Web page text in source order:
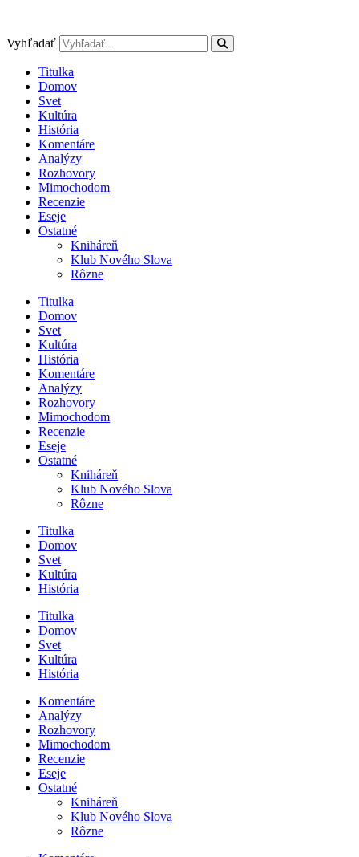
obsah
Vyhľadať
Titulka
Domov
Svet
Kultúra
História
Komentáre
Analýzy
Rozhovory
Mimochodom
Recenzie
Eseje
Ostatné
Kniháreň
Klub Nového Slova
Rôzne
Titulka
Domov
Svet
Kultúra
História
Komentáre
Analýzy
Rozhovory
Mimochodom
Recenzie
Eseje
Ostatné
Kniháreň
Klub Nového Slova
Rôzne
Titulka
Domov
Svet
Kultúra
História
Titulka
Domov
Svet
Kultúra
História
Komentáre
Analýzy
Rozhovory
Mimochodom
Recenzie
Eseje
Ostatné
Kniháreň
Klub Nového Slova
Rôzne